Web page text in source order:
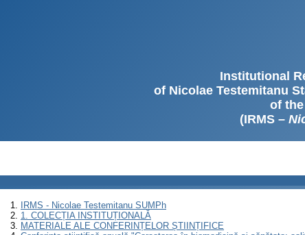
Institutional
of Nicolae Testemitanu
of
(IRMS –
IRMS - Nicolae Testemitanu SUMPh
1. COLECȚIA INSTITUȚIONALĂ
MATERIALE ALE CONFERINȚELOR ȘTIINȚIFICE